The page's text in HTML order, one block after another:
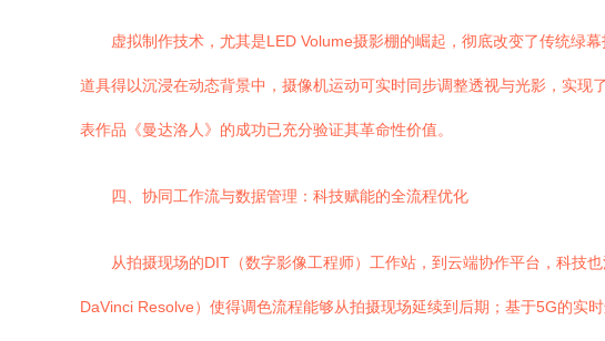
虚拟制作技术，尤其是LED Volume摄影棚的崛起，彻底改变了传统绿
道具得以沉浸在动态背景中，摄像机运动可实时同步调整透视与光影，实
表作品《曼达洛人》的成功已充分验证其革命性价值。
四、协同工作流与数据管理：科技赋能的全流程优化
从拍摄现场的DIT（数字影像工程师）工作站，到云端协作平台，科技
DaVinci Resolve）使得调色流程能够从拍摄现场延续到后期；基于5G的实